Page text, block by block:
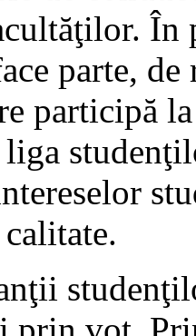
În
parte,
participă